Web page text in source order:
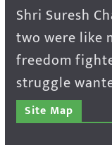
Shri Suresh
two were like
freedom
struggle
Site Map